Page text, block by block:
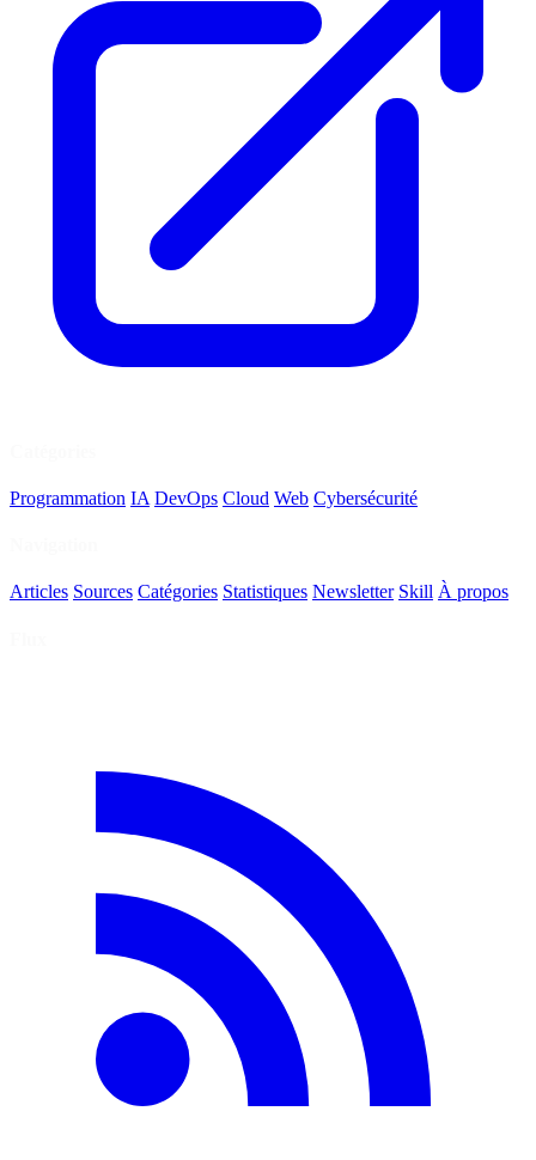
Programmation IA DevOps Cloud Web Cybersécurité
Articles Sources Catégories Statistiques Newsletter Skill À propos